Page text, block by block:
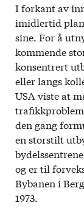
I forkant av
imidlertid
sine. For å
kommende
konsentrert
eller langs
USA viste at
den gang
en storstilt
og er til
Bybanen i
1973.